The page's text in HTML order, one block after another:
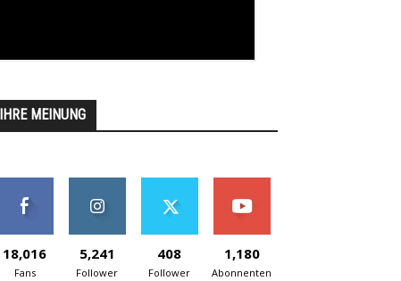
IHRE MEINUNG
18,016
Fans
5,241
Follower
408
Follower
1,180
Abonnenten